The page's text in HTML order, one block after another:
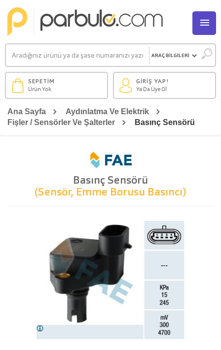
SEPETİM
Ürün Yok
GİRİŞ YAP!
Ya Da Üye Ol
Ana Sayfa
Aydınlatma Ve Elektrik
Fişler / Sensörler Ve Şalterler
Basınç Sensörü
Basınç Sensörü
(Sensör, Emme Borusu Basıncı)